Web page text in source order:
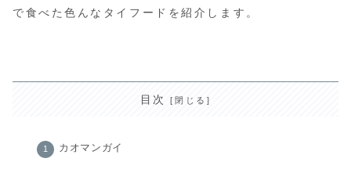
で食べた色んなタイフードを紹介します。
目次
カオマンガイ